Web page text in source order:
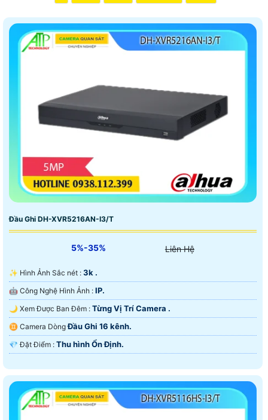
Đầu Ghi DH-XVR5216AN-I3/T
5%-35% Liên Hệ
✨ Hình Ảnh Sắc nét : 3k .
🤖️ Công Nghệ Hình Ảnh : IP.
🌙 Xem Được Ban Đêm : Từng Vị Trí Camera .
♊ Camera DòngĐầu Ghi 16 kênh.
️💎 Đặt Điểm : Thu hình Ổn Định.